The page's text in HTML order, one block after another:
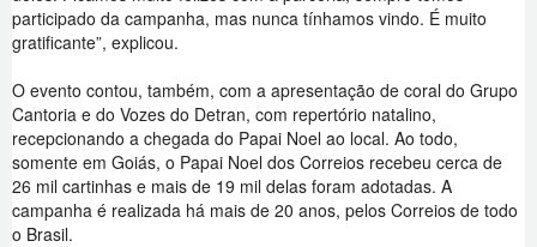
participado da campanha, mas nunca tínhamos vindo. É muito
gratificante”, explicou.
O evento contou, também, com a apresentação de coral do Grupo
Cantoria e do Vozes do Detran, com repertório natalino,
recepcionando a chegada do Papai Noel ao local. Ao todo,
somente em Goiás, o Papai Noel dos Correios recebeu cerca de
26 mil cartinhas e mais de 19 mil delas foram adotadas. A
campanha é realizada há mais de 20 anos, pelos Correios de todo
o Brasil.